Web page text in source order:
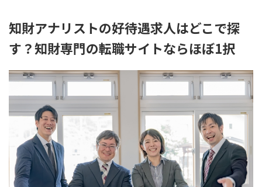
知財アナリストの好待遇求人はどこで探
す？知財専門の転職サイトならほぼ1択